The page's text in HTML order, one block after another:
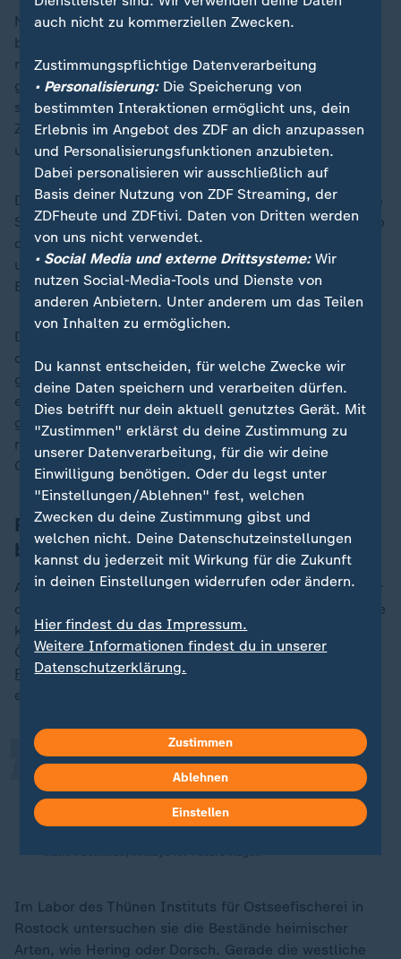
Nachdem der mit rund 100.000 Tonnen Rohöl
beladene Tanker "Eventin" Anfang des Jahres
manövrierunfähig ins deutsche Küstengewässer
getrieben war, hatten ihn Rettungsteams bei
stürmischer See nach Sassnitz auf Rügen geschleppt.
Zwei Monate später beschlagnahmte der Zoll Schiff
und Ladung.
Der Eigner, die auf den Marshallinseln ansässige Laliya
Shipping Corporation, und der Zoll streiten seitdem, ob
die Einziehung rechtmäßig ist. Schiff und Fracht fielen
unter die EU-Sanktionen, begründet die Deutsche
Behörde.
Der Eigner argumentiert, das Schiff sei unfreiwillig
durch einen technischen Defekt in deutsche Gewässer
geraten und dies sei durch das Recht auf Anlaufen
eines Nothafens gedeckt. Der Eigner wehrt sich auch
gegen die Listung als Schattenflotten-Tanker, die erst
nach der Havarie erfolgt war. Eine Klage vor dem
Gericht der
ist eingereicht.
Rüganer und Wissenschaftler
befürchten Oil-Spill
Auf Deutschlands größter Insel machen sich Anwohner
derweil große Sorgen: Stürme oder mögliche Sabotage
könnten das Schiff beschädigen und eine
Ölkatastrophe verursachen. Malte Paschirbe von
Fridays for FutureRügen ist froh, wenn die "Eventin"
endlich weg ist.
Wir hätten das Problem nicht, wenn
wir auf erneuerbare Energien setzen
würden, als Weltgemeinschaft.
„
Im Labor des Thünen Instituts für Ostseefischerei in
Rostock untersuchen sie die Bestände heimischer
Arten, wie Hering oder Dorsch. Gerade die westliche
auch nicht zu kommerziellen Zwecken.
Zustimmungspflichtige Datenverarbeitung
• Personalisierung:Die Speicherung von
bestimmten Interaktionen ermöglicht uns, dein
Erlebnis im Angebot des ZDF an dich anzupassen
und Personalisierungsfunktionen anzubieten.
Dabei personalisieren wir ausschließlich auf
Basis deiner Nutzung von ZDF Streaming, der
ZDFheute und ZDFtivi. Daten von Dritten werden
von uns nicht verwendet.
• Social Media und externe Drittsysteme:Wir
nutzen Social-Media-Tools und Dienste von
anderen Anbietern. Unter anderem um das Teilen
von Inhalten zu ermöglichen.
Du kannst entscheiden, für welche Zwecke wir
deine Daten speichern und verarbeiten dürfen.
Dies betrifft nur dein aktuell genutztes Gerät. Mit
"Zustimmen" erklärst du deine Zustimmung zu
unserer Datenverarbeitung, für die wir deine
Einwilligung benötigen. Oder du legst unter
"Einstellungen/Ablehnen" fest, welchen
Zwecken du deine Zustimmung gibst und
welchen nicht. Deine Datenschutzeinstellungen
kannst du jederzeit mit Wirkung für die Zukunft
in deinen Einstellungen widerrufen oder ändern.
Hier findest du das Impressum.
Weitere Informationen findest du in unserer
Datenschutzerklärung.
Zustimmen
Ablehnen
Einstellen